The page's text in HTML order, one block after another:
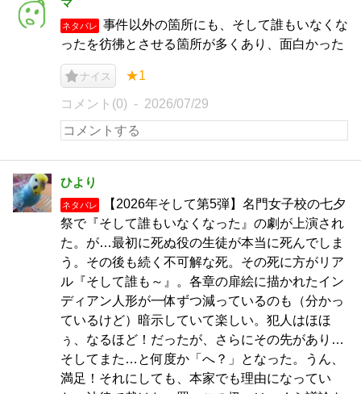
マ
ネタバレ
事件以外の箇所にも、そして誰もいなくな
ったを彷彿とさせる箇所が多くあり、面白かった
ナイス ★1
コメント(0) 2026/07/29
ひより
ネタバレ
【2026年そして第5弾】名門女子校の七夕
祭で『そして誰もいなくなった』の劇が上演され
た。が…最初に死ぬ役の生徒が本当に死んでしま
う。その後も続く不可解な死。その死に方がリア
ル『そして誰も～』。各章の扉絵に描かれたイン
ディアン人形が一体ずつ減っているのも（分かっ
ているけど）暗示していて楽しい。犯人はほほ
ぅ、なるほど！だったが、さらにその先があり…
そしてまた…と何度か「へ？」となった。うん、
満足！それにしても、本家でも理由になってい